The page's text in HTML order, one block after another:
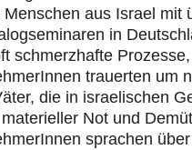
Menschen aus Israel mit
in
schmerzhafte
trauerten um
die in israelischen
Not und
sprachen